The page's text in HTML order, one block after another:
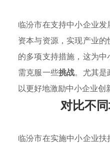
临汾市在支持中小企业
资本与资源，实现产业
的多项支持措施，这为
需克服一些挑战。尤其是
以更好地激励中小企业
对比不
临汾市在实施中小企业